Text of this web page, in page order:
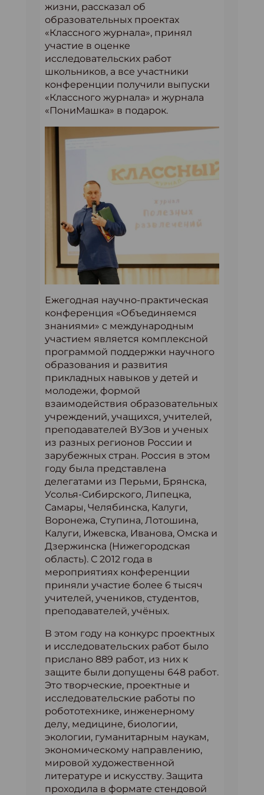
жизни, рассказал об
образовательных проектах
«Классного журнала», принял
участие в оценке
исследовательских работ
школьников, а все участники
конференции получили выпуски
«Классного журнала» и журнала
«ПониМашка» в подарок.
Ежегодная научно-практическая
конференция «Объединяемся
знаниями» с международным
участием является комплексной
программой поддержки научного
образования и развития
прикладных навыков у детей и
молодежи, формой
взаимодействия образовательных
учреждений, учащихся, учителей,
преподавателей ВУЗов и ученых
из разных регионов России и
зарубежных стран. Россия в этом
году была представлена
делегатами из Перьми, Брянска,
Усолья-Сибирского, Липецка,
Самары, Челябинска, Калуги,
Воронежа, Ступина, Лотошина,
Калуги, Ижевска, Иванова, Омска и
Дзержинска (Нижегородская
область). С 2012 года в
мероприятиях конференции
приняли участие более 6 тысяч
учителей, учеников, студентов,
преподавателей, учёных.
В этом году на конкурс проектных
и исследовательских работ было
прислано 889 работ, из них к
защите были допущены 648 работ.
Это творческие, проектные и
исследовательские работы по
робототехнике, инженерному
делу, медицине, биологии,
экологии, гуманитарным наукам,
экономическому направлению,
мировой художественной
литературе и искусству. Защита
проходила в формате стендовой